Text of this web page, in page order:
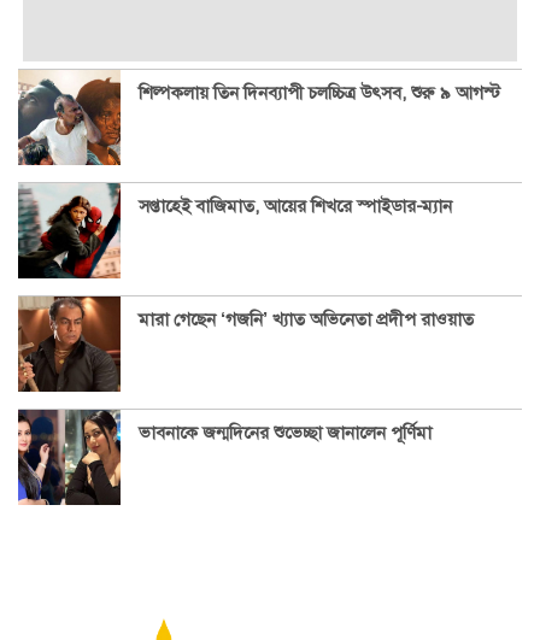
শিল্পকলায় তিন দিনব্যাপী চলচ্চিত্র উৎসব, শুরু ৯ আগস্ট
সপ্তাহেই বাজিমাত, আয়ের শিখরে স্পাইডার-ম্যান
মারা গেছেন ‘গজনি’ খ্যাত অভিনেতা প্রদীপ রাওয়াত
ভাবনাকে জন্মদিনের শুভেচ্ছা জানালেন পূর্ণিমা